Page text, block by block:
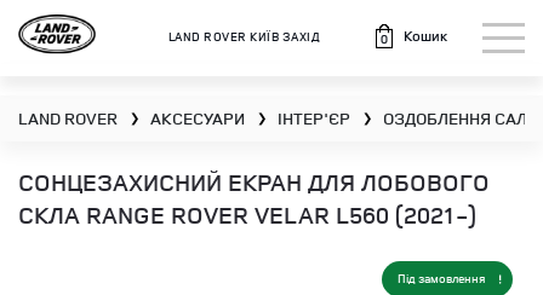
LAND ROVER КИЇВ ЗАХІД 0 Кошик
LAND ROVER ❯ АКСЕСУАРИ ❯ ІНТЕР'ЄР ❯ ОЗДОБЛЕННЯ
СОНЦЕЗАХИСНИЙ ЕКРАН ДЛЯ ЛОБОВОГО
СКЛА RANGE ROVER VELAR L560 (2021-)
Під замовлення